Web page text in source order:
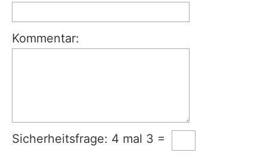
Kommentar:
Sicherheitsfrage: 4 mal 3 =